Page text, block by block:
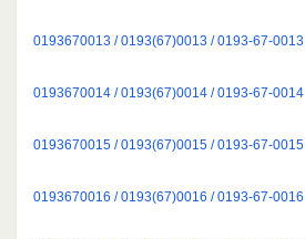
0193670013 / 0193(67)0013 / 0193-67-0013
0193670014 / 0193(67)0014 / 0193-67-0014
0193670015 / 0193(67)0015 / 0193-67-0015
0193670016 / 0193(67)0016 / 0193-67-0016